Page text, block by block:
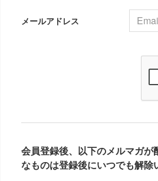
メールアドレス
会員登録後、以下のメルマガ
なものは登録後にいつでも解除